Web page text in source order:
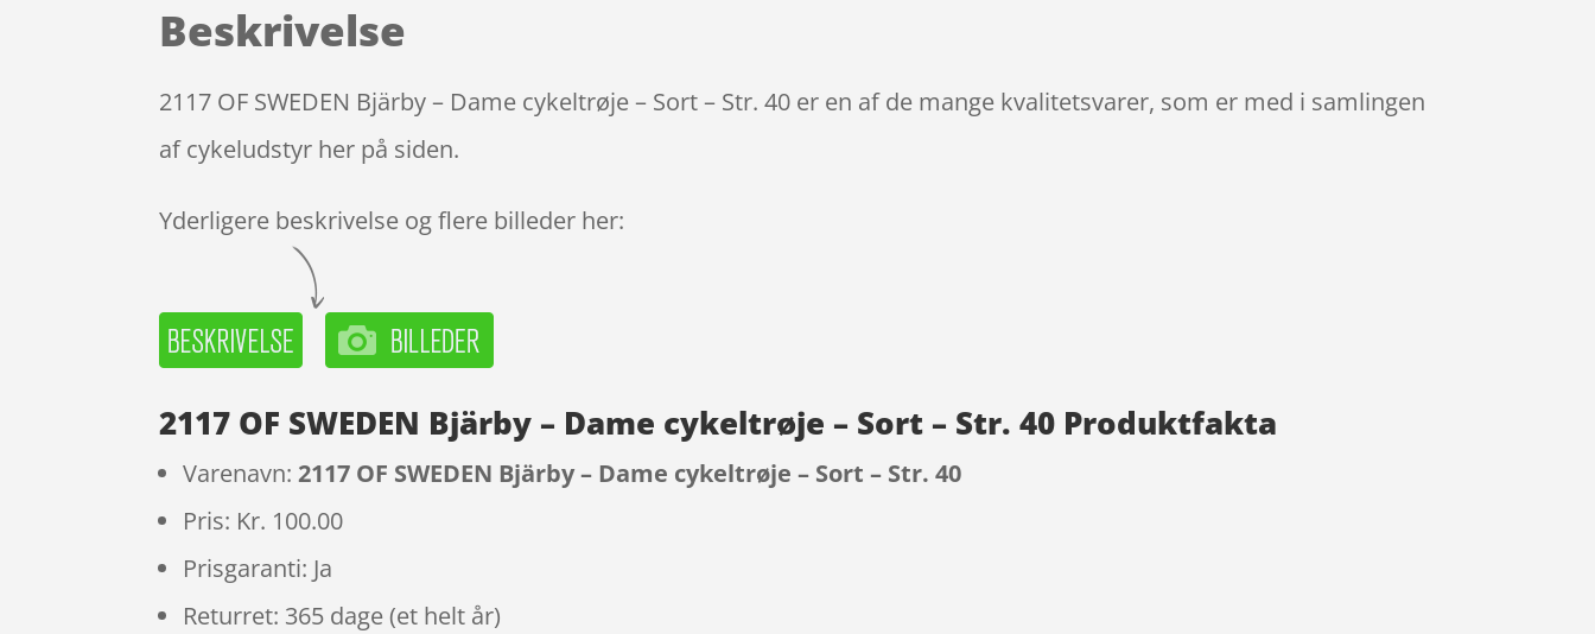
Beskrivelse
2117 OF SWEDEN Bjärby – Dame cykeltrøje – Sort – Str. 40 er en af de mange kvalitetsvarer, som er med i samlingen
af cykeludstyr her på siden.
Yderligere beskrivelse og flere billeder her:
2117 OF SWEDEN Bjärby – Dame cykeltrøje – Sort – Str. 40 Produktfakta
Varenavn:2117 OF SWEDEN Bjärby – Dame cykeltrøje – Sort – Str. 40
Pris: Kr. 100.00
Prisgaranti: Ja
Returret: 365 dage (et helt år)